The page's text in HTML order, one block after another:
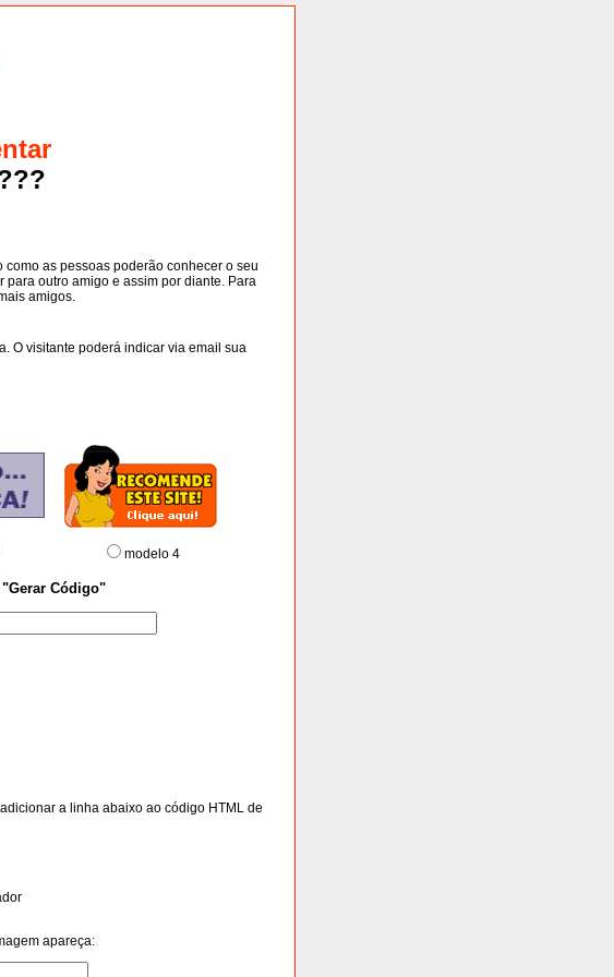
as pessoas poderão conhecer o seu
outro amigo e assim por diante. Para
amigos.
O visitante poderá indicar via email sua
modelo 4
Código"
a linha abaixo ao código HTML de
apareça: